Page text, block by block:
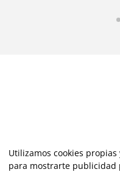
Utilizamos cookies
para mostrarte publicidad